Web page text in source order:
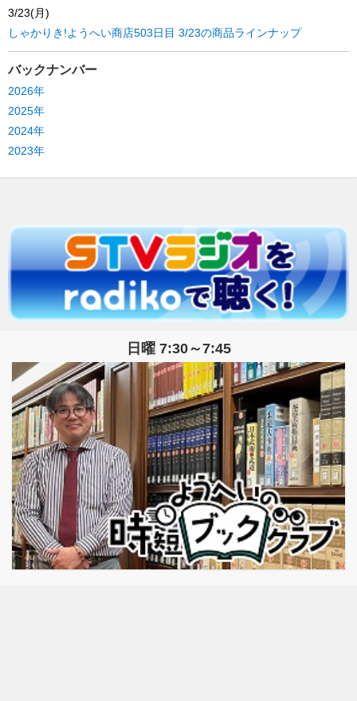
3/23(月)
しゃかりき!ようへい商店503日目 3/23の商品ラインナップ
バックナンバー
2026年
2025年
2024年
2023年
日曜 7:30～7:45